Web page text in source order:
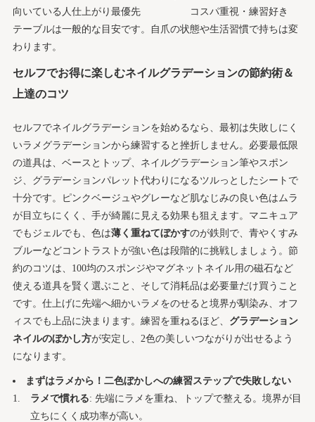
向いている人仕上がり最優先
コスパ重視・練習好き
テーブルは一般的な目安です。自爪の状態や生活習慣で持ちは変
わります。
セルフでお得に楽しむネイルグラデーションの節約術＆
上達のコツ
セルフでネイルグラデーションを始めるなら、最初は失敗しにく
いラメグラデーションから練習すると挫折しません。必要最低限
の道具は、ベースとトップ、ネイルグラデーション筆やスポン
ジ、グラデーションパレット代わりになるツルっとしたシートで
十分です。ピンクベージュやグレーなど肌なじみの良い色はムラ
が目立ちにくく、手が綺麗に見える効果も狙えます。マニキュア
でもジェルでも、色は薄く重ねてぼかすのが鉄則で、青やくすみ
ブルーなどコントラストが強い色は段階的に挑戦しましょう。節
約のコツは、100均のスポンジやマグネットネイル用の磁石など
使える道具を賢く選ぶこと、そして消耗品は必要量だけ買うこと
です。仕上げに先端へ細かいラメをのせると境界が馴染み、オフ
ィスでも上品に決まります。練習を重ねるほど、 グラデーション
ネイルのぼかし方が安定し、2色の美しいつながりが出せるよう
になります。
まずはラメから！二色ぼかしへの練習ステップで失敗しない
ラメで慣れる: 先端にラメを重ね、トップで整える。境界が目
立ちにくく成功率が高い。